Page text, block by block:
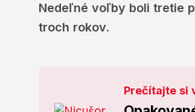
Nedeľné voľby boli tretie
troch rokov.
Prečítajte si